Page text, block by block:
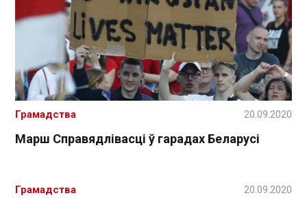
Марш Справядлівасці ў гарадах Беларусі
Грамадства 20.09.2020
Грамадства 20.09.2020